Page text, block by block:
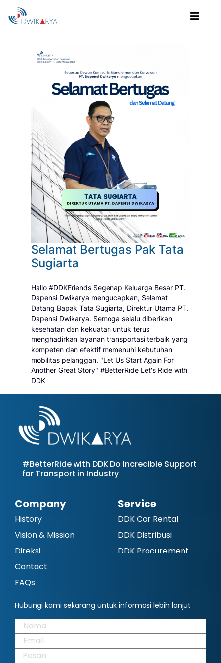
Selamat Bertugas Pak Tata
Sugiarta
Hallo #DDKFriends Segenap Keluarga Besar PT.
Dapensi Dwikarya mengucapkan, Selamat
Datang Bapak Tata Sugiarta, Direktur Utama PT.
Dapensi Dwikarya. Semoga selalu diberikan
kesehatan dan kekuatan untuk terus
menghadirkan layanan transportasi terbaik yang
kompeten dan efektif memenuhi kebutuhan
mobilitas pelanggan. "Let Us Start Again For
Another Great Story" #BetterRide Let's Ride with
DDK
#BetterRide with DDK Do Incredible Support
for Transport in Industry
Company
History
Vision & Mission
Direksi
Contact
FAQs
Service
DDK Car Rental
DDK Distribusi
DDK Procurement
Hubungi kami sekarang untuk informasi lebih lanjut